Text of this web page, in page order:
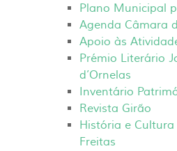
Plano Municipal
Agenda Câmara
Apoio às
Prémio Literário
d’Ornelas
Inventário
Revista Girão
História e
Freitas